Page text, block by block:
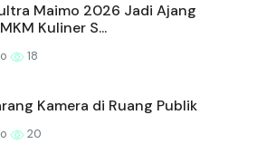
Maimo 2026 Jadi Ajang
Kuliner S...
18
Kamera di Ruang Publik
20